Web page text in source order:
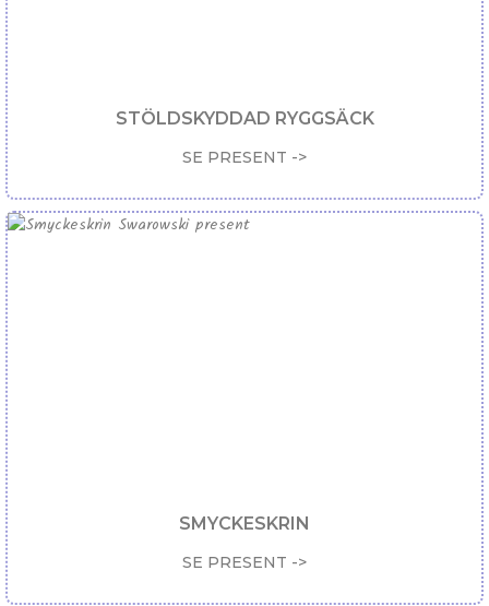
STÖLDSKYDDAD RYGGSÄCK
SE PRESENT ->
SMYCKESKRIN
SE PRESENT ->